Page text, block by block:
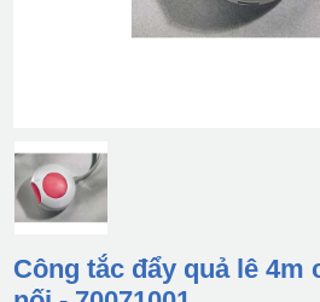
Công tắc đẩy quả lê 4m